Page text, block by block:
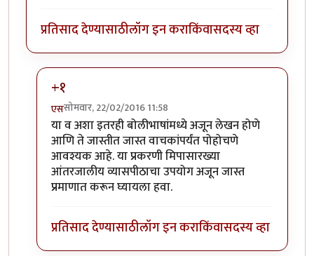
प्रतिसाद देण्यासाठीलॉग इन कराकिंवासदस्य व्हा
+१
एससोमवार, 22/02/2016 11:58
In reply toनवीन प्रयोग!byपैसा
या व अशा इतरही बोलीभाषांमध्ये अजून लेखन होणे
आणि ते जास्तीत जास्त वाचकांपर्यंत पोहोचणे
आवश्यक आहे. या प्रकरणी मिपासारख्या
आंतरजालीय व्यासपीठाचा उपयोग अजून जास्त
प्रमाणात करून घ्यायला हवा.
प्रतिसाद देण्यासाठीलॉग इन कराकिंवासदस्य व्हा